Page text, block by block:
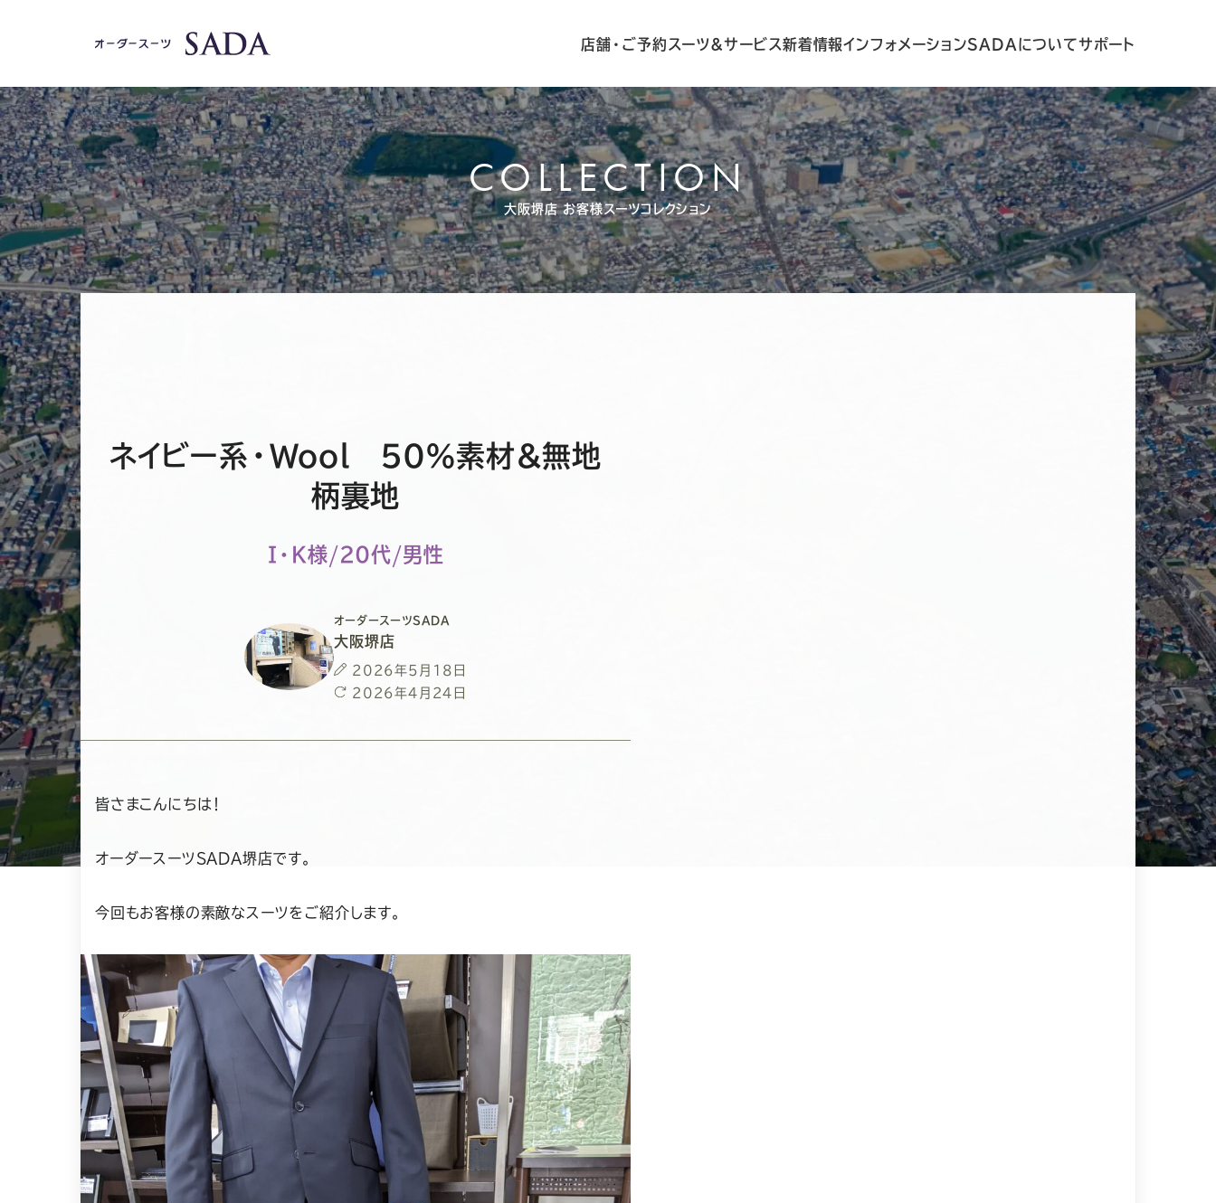
店舗・ご予約 スーツ&サービス新着情報インフォメーションSADAについてサポート
COLLECTION
大阪堺店お客様スーツコレクション
ネイビー系・Wool 50％素材＆無地
柄裏地
I・K様/20代/男性
オーダースーツSADA
大阪堺店
投
稿
2026年5月18日
最
更
2026年4月24日
皆さまこんにちは！
オーダースーツSADA堺店です。
今回もお客様の素敵なスーツをご紹介します。